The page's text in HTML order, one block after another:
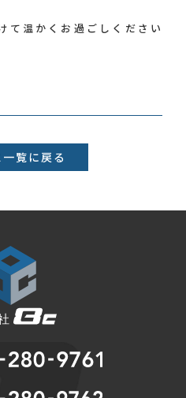
て温かくお過ごしください
覧に戻る